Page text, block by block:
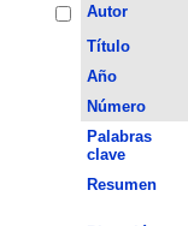
Autor
Título
Año
Número
Palabras
clave
Resumen